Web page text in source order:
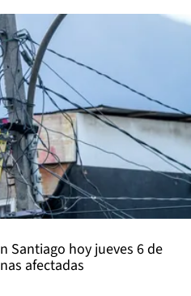
Santiago hoy jueves 6 de
afectadas